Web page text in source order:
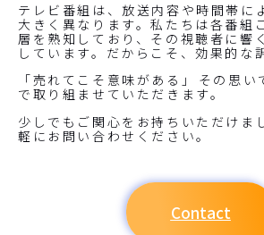
テレビ番組は、放送内容や時間帯に
大きく異なります。私たちは各番組
層を熟知しており、その視聴者に響
しています。だからこそ、効果的な
「売れてこそ意味がある」――その思
で取り組ませていただきます。
少しでもご関心をお持ちいただけま
軽にお問い合わせください。
Contact